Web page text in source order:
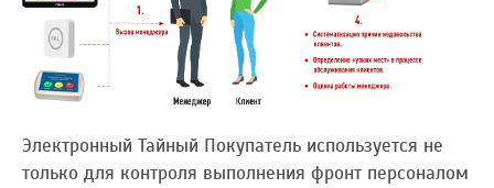
Электронный Тайный Покупатель используется не
только для контроля выполнения фронт персоналом